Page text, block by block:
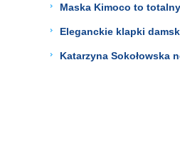
Maska Kimoco to
Eleganckie klapki
Katarzyna Sokołowska